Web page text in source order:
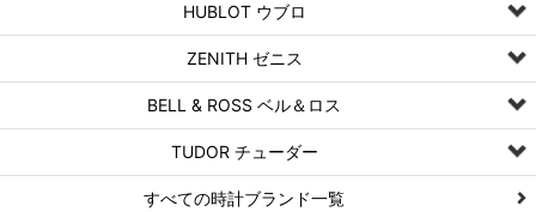
HUBLOT ウブロ
ZENITH ゼニス
BELL & ROSS ベル＆ロス
TUDOR チューダー
すべての時計ブランド一覧